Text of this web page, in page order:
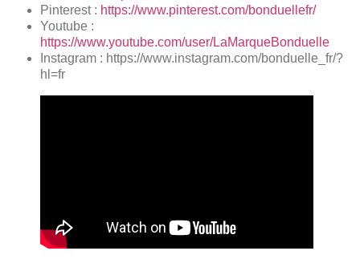
Pinterest : https://www.pinterest.com/bonduellefr/
Youtube :
https://www.youtube.com/user/LaMarqueBonduelle
Instagram : https://www.instagram.com/bonduelle_fr/?
hl=fr